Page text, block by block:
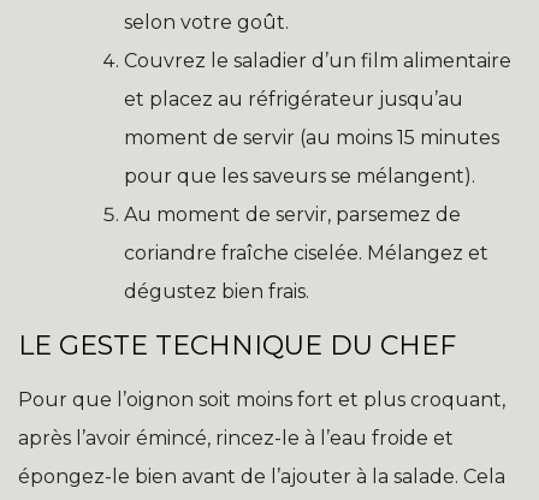
selon votre goût.
Couvrez le saladier d’un film alimentaire
et placez au réfrigérateur jusqu’au
moment de servir (au moins 15 minutes
pour que les saveurs se mélangent).
Au moment de servir, parsemez de
coriandre fraîche ciselée. Mélangez et
dégustez bien frais.
LE GESTE TECHNIQUE DU CHEF
Pour que l’oignon soit moins fort et plus croquant,
après l’avoir émincé, rincez-le à l’eau froide et
épongez-le bien avant de l’ajouter à la salade. Cela